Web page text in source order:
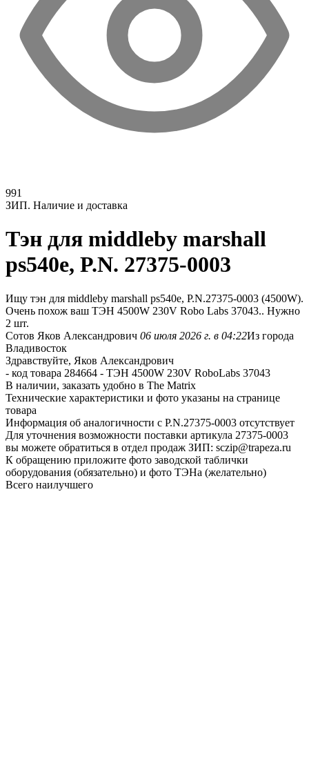
991
ЗИП. Наличие и доставка
Тэн для middleby marshall
ps540e, P.N. 27375-0003
Ищу тэн для middleby marshall ps540e, P.N.27375-0003 (4500W).
Очень похож ваш ТЭН 4500W 230V Robo Labs 37043.. Нужно
2 шт.
Сотов Яков Александрович 06 июля 2026 г. в 04:22Из города
Владивосток
Здравствуйте, Яков Александрович
- код товара 284664 - ТЭН 4500W 230V RoboLabs 37043
В наличии, заказать удобно в The Matrix
Технические характеристики и фото указаны на странице
товара
Информация об аналогичности с P.N.27375-0003 отсутствует
Для уточнения возможности поставки артикула 27375-0003
вы можете обратиться в отдел продаж ЗИП: sczip@trapeza.ru
К обращению приложите фото заводской таблички
оборудования (обязательно) и фото ТЭНа (желательно)
Всего наилучшего